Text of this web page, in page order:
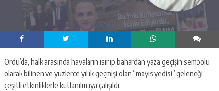
Ordu’da, halk arasında havaların ısınıp bahardan yaza geçişin sembolü
olarak bilinen ve yüzlerce yıllık geçmişi olan “mayıs yedisi” geleneği
çeşitli etkinliklerle kutlanılmaya çalışıldı.